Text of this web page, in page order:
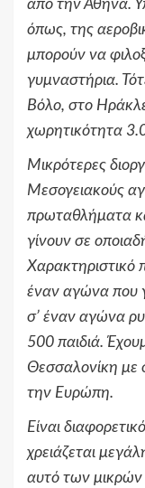
από την Αθήνα.
όπως, της
μπορούν να
γυμναστήρια.
Βόλο, στο
χωρητικότητα
Μικρότερες
Μεσογειακούς
πρωταθλήματα
γίνουν σε
Χαρακτηριστικό
έναν αγώνα που
σ’ έναν αγώνα
500 παιδιά.
Θεσσαλονίκη με
την Ευρώπη.
Είναι
χρειάζεται
αυτό των μικρών